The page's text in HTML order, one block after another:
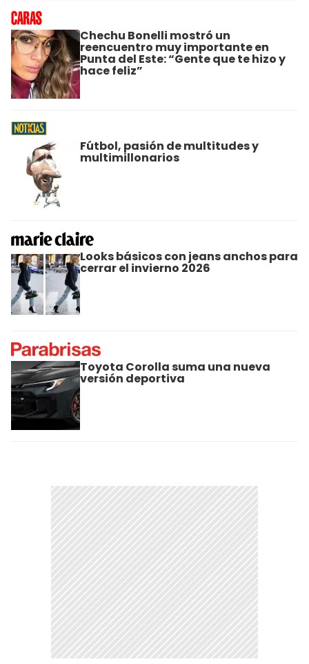
Chechu Bonelli mostró un
reencuentro muy importante en
Punta del Este: “Gente que te hizo y
hace feliz”
Fútbol, pasión de multitudes y
multimillonarios
Looks básicos con jeans anchos para
cerrar el invierno 2026
Toyota Corolla suma una nueva
versión deportiva